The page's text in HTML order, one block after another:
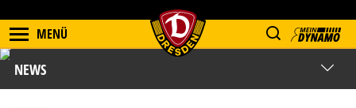
MENÜ
NEWS